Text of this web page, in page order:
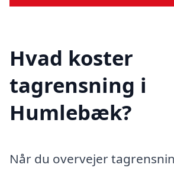
Hvad koster
tagrensning i
Humlebæk?
Når du overvejer